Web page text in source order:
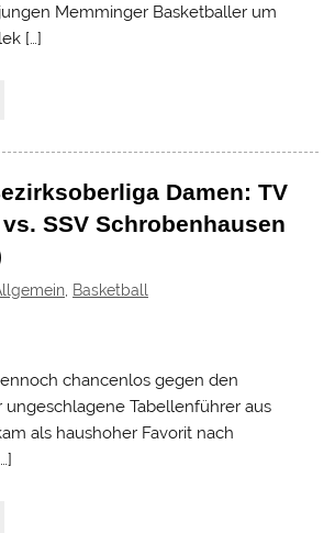
Memminger Basketballer um
[…]
Damen: TV
SSV Schrobenhausen
Basketball
chancenlos gegen den
ungeschlagene Tabellenführer aus
als haushoher Favorit nach